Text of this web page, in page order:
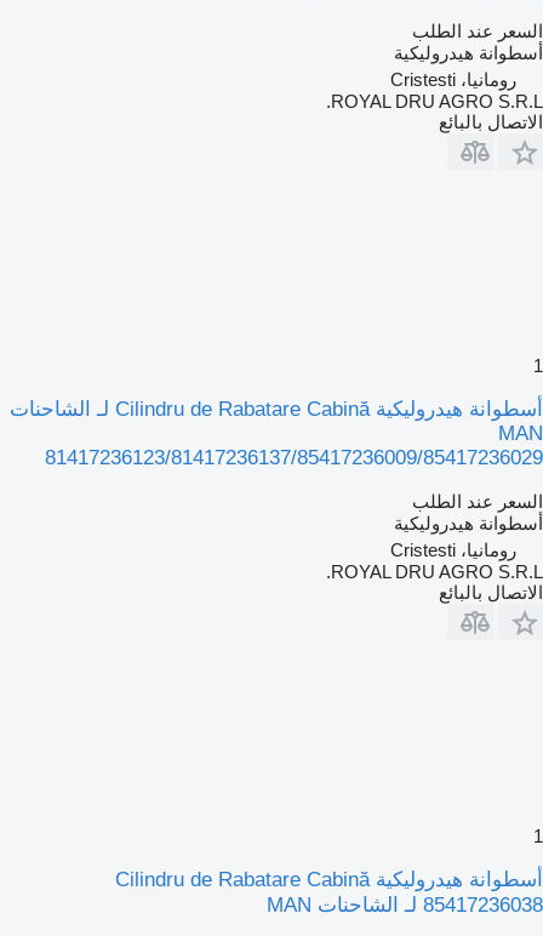
السعر عند الطلب
أسطوانة هيدروليكية
رومانيا، Cristesti
ROYAL DRU AGRO S.R.L.
الاتصال بالبائع
1
أسطوانة هيدروليكية Cilindru de Rabatare Cabină لـ الشاحنات
MAN
81417236123/81417236137/85417236009/85417236029
السعر عند الطلب
أسطوانة هيدروليكية
رومانيا، Cristesti
ROYAL DRU AGRO S.R.L.
الاتصال بالبائع
1
أسطوانة هيدروليكية Cilindru de Rabatare Cabină
85417236038 لـ الشاحنات MAN